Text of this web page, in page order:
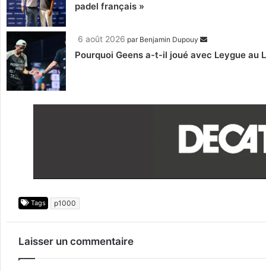
padel français »
6 août 2026 par Benjamin Dupouy
Pourquoi Geens a-t-il joué avec Leygue au
Tags p1000
Laisser un commentaire